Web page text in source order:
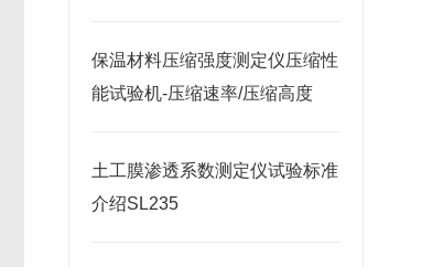
保温材料压缩强度测定仪压缩性
能试验机-压缩速率/压缩高度
土工膜渗透系数测定仪试验标准
介绍SL235